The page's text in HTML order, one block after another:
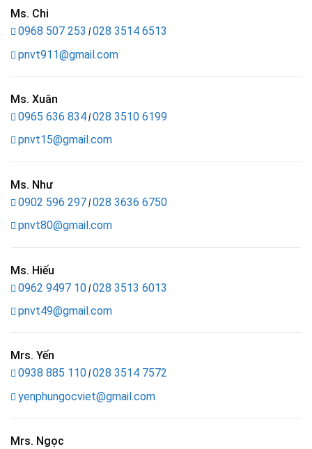
Ms. Chi
0968 507 253 |028 3514 6513
pnvt911@gmail.com
Ms. Xuân
0965 636 834|028 3510 6199
pnvt15@gmail.com
Ms. Như
0902 596 297|028 3636 6750
pnvt80@gmail.com
Ms. Hiếu
0962 9497 10|028 3513 6013
pnvt49@gmail.com
Mrs. Yến
0938 885 110|028 3514 7572
yenphungocviet@gmail.com
Mrs. Ngọc